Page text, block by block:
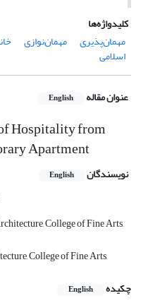
کلیدواژه‌ها
مهمان‌پذیری
مهمان‌نوازی
اسلامی
عنوان مقاله English
Hospitality from
Apartment
نویسندگان English
College of Fine Arts,
College of Fine Arts,
چکیده
English